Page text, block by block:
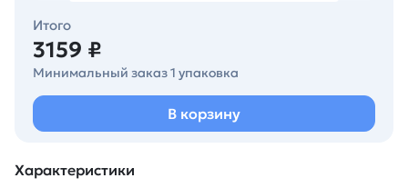
Итого
3159 ₽
Минимальный заказ 1 упаковка
В корзину
Характеристики